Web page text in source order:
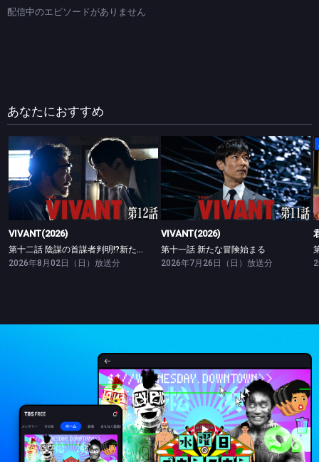
が…。そんな３人が関わり合いながら、“当たり前のことは、決して当たり
前ではない”というメッセージを伝えると共に、“その当たり前がどんなに
配信中のエピソードがありません
あなたにおすすめ
VIVANT(2026)
VIVANT(2026)
第十二話 陰謀の首謀者判明!?新たな仲間との対峙
2026年8月02日（日）放送分
VIVANT(2026)
第十一話 新たな冒険始まる
VIVANT(2026)
第十一話 新たな冒険始まる
2026年7月26日（日）放送分